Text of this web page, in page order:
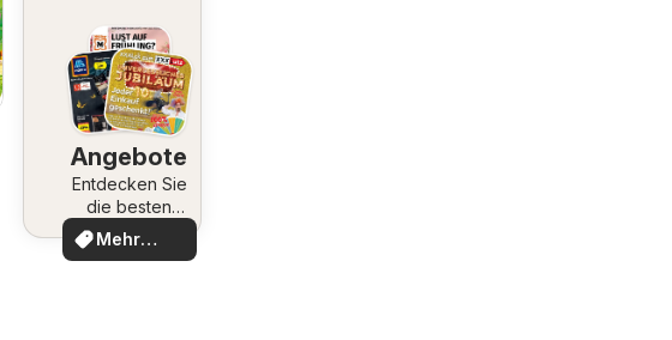
Angebote
Entdecken Sie
die besten
Angebote
Mehr
entdecken